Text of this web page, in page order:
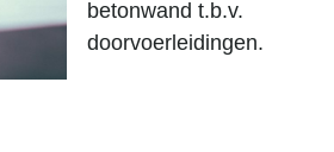
betonwand t.b.v.
doorvoerleidingen.